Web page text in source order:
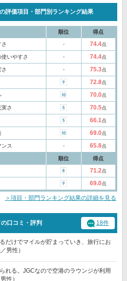
評価項目・部門別ランキング結果
順位 得点
‐ 74.4点
いやすさ ‐ 74.4点
‐ 75.3点
72.8点
70.0点
さ 70.5点
66.1点
69.0点
ス ‐ 65.8点
順位 得点
71.2点
69.0点
＞項目・部門ランキング結果の詳細を見る
口コミ・評判 18件
だけでマイルが貯まっていき、旅行にお
男性）
れる。JGCなので空港のラウンジが利用
性）